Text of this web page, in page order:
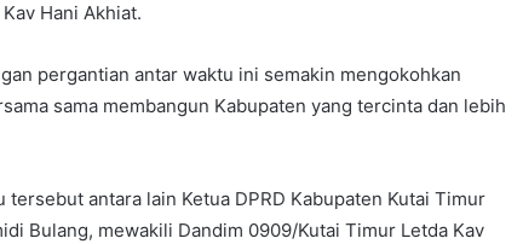
Hani Akhiat.
pergantian antar waktu ini semakin mengokohkan
sama membangun Kabupaten yang tercinta dan lebih
antara lain Ketua DPRD Kabupaten Kutai Timur
Bulang, mewakili Dandim 0909/Kutai Timur Letda Kav